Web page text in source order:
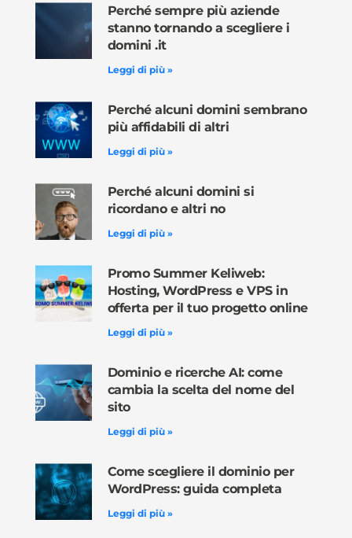
Perché sempre più aziende
stanno tornando a scegliere i
domini .it
Leggi di più »
Perché alcuni domini sembrano
più affidabili di altri
Leggi di più »
Perché alcuni domini si
ricordano e altri no
Leggi di più »
Promo Summer Keliweb:
Hosting, WordPress e VPS in
offerta per il tuo progetto online
Leggi di più »
Dominio e ricerche AI: come
cambia la scelta del nome del
sito
Leggi di più »
Come scegliere il dominio per
WordPress: guida completa
Leggi di più »